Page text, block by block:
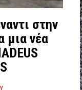
στην
μια νέα